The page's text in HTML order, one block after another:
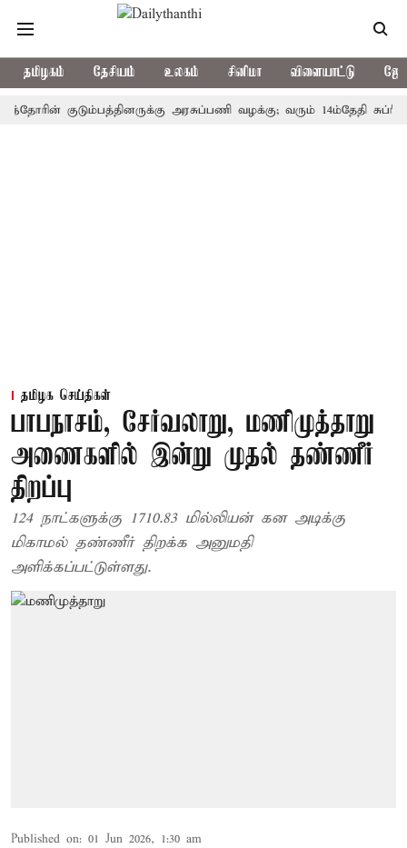
தமிழகம் தேசியம் உலகம் சினிமா விளையாட்டு
குடும்பத்தினருக்கு அரசுப்பணி வழக்கு; வரும் 14ம்தேதி
தமிழக செய்திகள்
பாபநாசம், சேர்வலாறு, மணிமுத்தாறு
அணைகளில் இன்று முதல் தண்ணீர்
திறப்பு
124 நாட்களுக்கு 1710.83 மில்லியன் கன அடிக்கு
மிகாமல் தண்ணீர் திறக்க அனுமதி
அளிக்கப்பட்டுள்ளது.
Published on: 01 Jun 2026, 1:30 am